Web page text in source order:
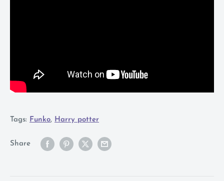
Tags: Funko, Harry potter
Share